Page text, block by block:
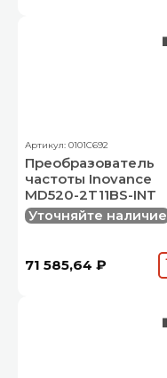
Артикул: 0101C692
Преобразователь
частоты Inovance
MD520-2T11BS-INT
Уточняйте наличие
71 585,64 ₽